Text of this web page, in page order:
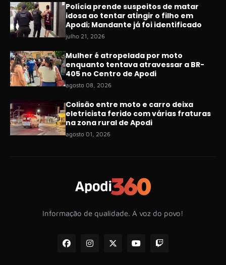
Polícia prende suspeitos de matar
idosa ao tentar atingir o filho em
Apodi; Mandante já foi identificado
julho 21, 2026
Mulher é atropelada por moto
enquanto tentava atravessar a BR-
405 no Centro de Apodi
agosto 08, 2026
Colisão entre moto e carro deixa
eletricista ferido com várias fraturas
na zona rural de Apodi
agosto 01, 2026
Informação de qualidade. A voz do povo!